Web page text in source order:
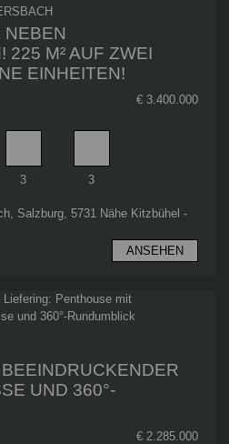
NEBEN
225 M² AUF ZWEI
EINHEITEN!
€ 3.400.000
Badezimmer
3
Schlafzimmer
3
Salzburg, 5731 Nähe Kitzbühel -
ANSEHEN
UND 360°-
€ 2.285.000